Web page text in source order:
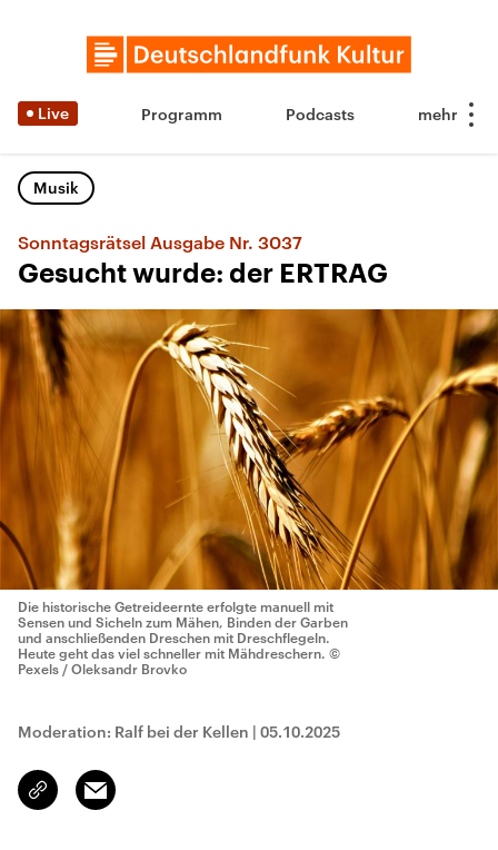
Live Programm Podcasts
Musik
Sonntagsrätsel Ausgabe Nr. 3037
Gesucht wurde: der ERTRAG
Die historische Getreideernte erfolgte manuell mit
Sensen und Sicheln zum Mähen, Binden der Garben
und anschließenden Dreschen mit Dreschflegeln.
Heute geht das viel schneller mit Mähdreschern. ©
Pexels / Oleksandr Brovko
Moderation: Ralf bei der Kellen | 05.10.2025
Link
kopieren/teilen
Email